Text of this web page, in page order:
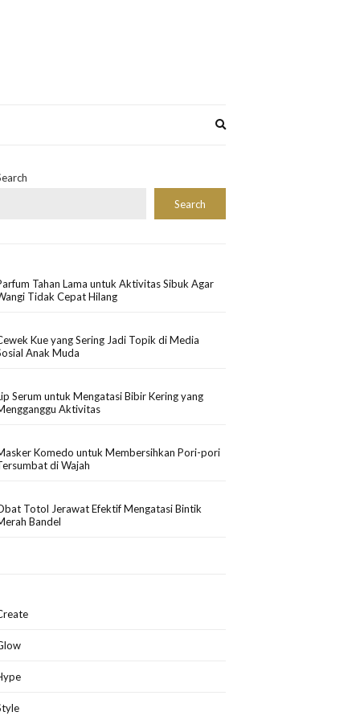
Search
Tahan Lama untuk Aktivitas Sibuk Agar
Tidak Cepat Hilang
Kue yang Sering Jadi Topik di Media
Anak Muda
Serum untuk Mengatasi Bibir Kering yang
Aktivitas
Komedo untuk Membersihkan Pori-pori
di Wajah
Totol Jerawat Efektif Mengatasi Bintik
Bandel